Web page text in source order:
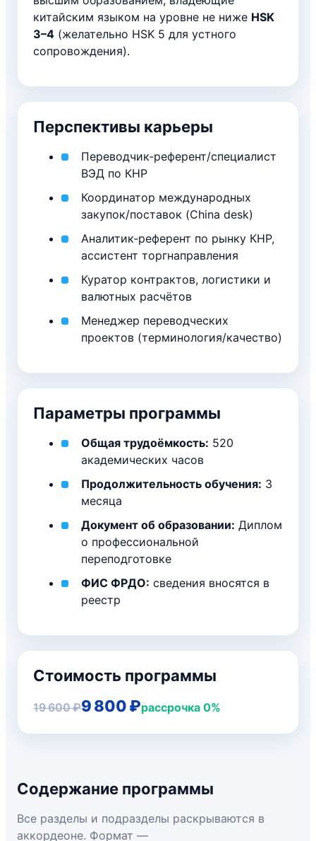
китайским языком на уровне не ниже HSK
3–4 (желательно HSK 5 для устного
сопровождения).
Перспективы карьеры
Переводчик‑референт/специалист
ВЭД по КНР
Координатор международных
закупок/поставок (China desk)
Аналитик‑референт по рынку КНР,
ассистент торгнаправления
Куратор контрактов, логистики и
валютных расчётов
Менеджер переводческих
проектов (терминология/качество)
Параметры программы
Общая трудоёмкость: 520
академических часов
Продолжительность обучения: 3
месяца
Документ об образовании: Диплом
о профессиональной
переподготовке
ФИС ФРДО: сведения вносятся в
реестр
Стоимость программы
19 600 ₽9 800 ₽рассрочка 0%
Содержание программы
Все разделы и подразделы раскрываются в
аккордеоне. Формат —